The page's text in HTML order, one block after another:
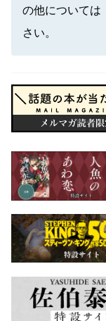
の他については
さい。